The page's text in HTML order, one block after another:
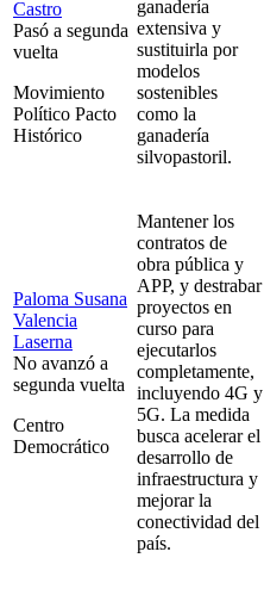
Castro
Pasó a segunda
vuelta
Movimiento
Político Pacto
Histórico
ganadería
extensiva y
sustituirla por
modelos
sostenibles
como la
ganadería
silvopastoril.
Paloma Susana
Valencia
Laserna
No avanzó a
segunda vuelta
Centro
Democrático
Mantener los
contratos de
obra pública y
APP, y destrabar
proyectos en
curso para
ejecutarlos
completamente,
incluyendo 4G y
5G. La medida
busca acelerar el
desarrollo de
infraestructura y
mejorar la
conectividad del
país.